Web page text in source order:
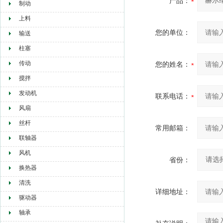
制动
上料
输送
柱塞
传动
搅拌
发动机
风扇
丝杆
联轴器
风机
换热器
清洗
驱动器
轴承
您的单位：
您的姓名：
联系电话：
常用邮箱：
省份：
详细地址：